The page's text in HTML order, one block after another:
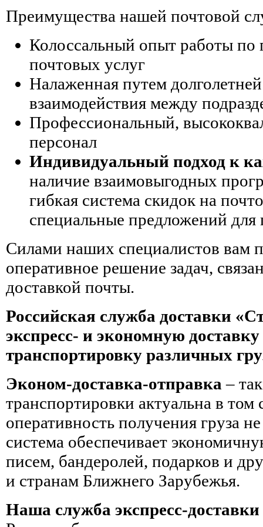
Преимущества нашей почтовой
Колоссальный опыт работы по
почтовых услуг
Налаженная путем
взаимодействия между
Профессиональный,
персонал
Индивидуальный подход к
наличие взаимовыгодных
гибкая система скидок на
специальные предложений для
Силами наших специалистов вам
оперативное решение задач,
доставкой почты.
Российская служба доставки
экспресс- и экономную
транспортировку различных
Эконом-доставка-отправка –
транспортировки актуальна в том
оперативность получения груза
система обеспечивает
писем, бандеролей, подарков и
и странам Ближнего Зарубежья.
Наша служба экспресс-